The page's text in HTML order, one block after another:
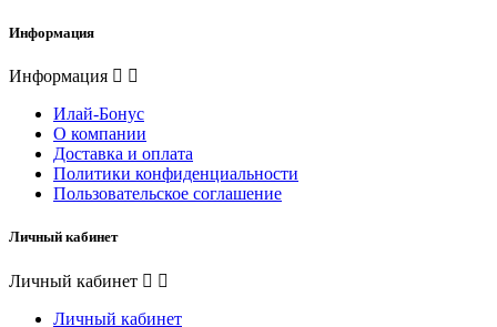
Информация
Информация
Илай-Бонус
О компании
Доставка и оплата
Политики конфиденциальности
Пользовательское соглашение
Личный кабинет
Личный кабинет
Личный кабинет